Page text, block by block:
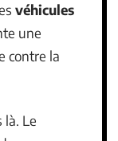
véhicules
une
contre la
là. Le